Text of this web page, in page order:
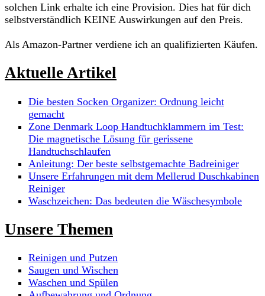
solchen Link erhalte ich eine Provision. Dies hat für dich
selbstverständlich KEINE Auswirkungen auf den Preis.
Als Amazon-Partner verdiene ich an qualifizierten Käufen.
Aktuelle Artikel
Die besten Socken Organizer: Ordnung leicht
gemacht
Zone Denmark Loop Handtuchklammern im Test:
Die magnetische Lösung für gerissene
Handtuchschlaufen
Anleitung: Der beste selbstgemachte Badreiniger
Unsere Erfahrungen mit dem Mellerud Duschkabinen
Reiniger
Waschzeichen: Das bedeuten die Wäschesymbole
Unsere Themen
Reinigen und Putzen
Saugen und Wischen
Waschen und Spülen